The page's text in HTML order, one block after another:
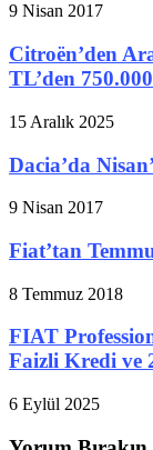
9 Nisan 2017
Citroën’den
TL’den
15 Aralık 2025
Dacia’da
9 Nisan 2017
Fiat’tan
8 Temmuz 2018
FIAT
Faizli Kredi ve
6 Eylül 2025